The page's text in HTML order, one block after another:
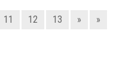
11 12 13 » »